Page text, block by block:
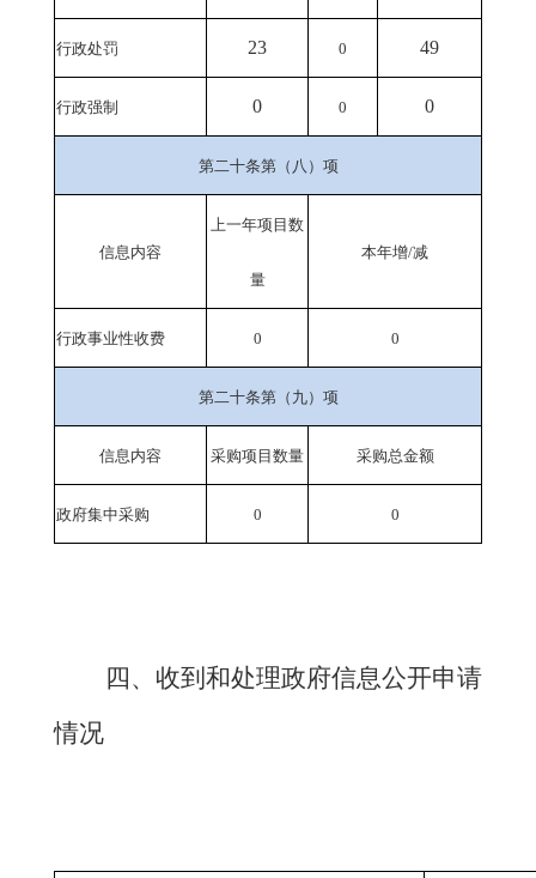
行政处罚 23 0 49
行政强制 0 0 0
第二十条第（八）项
信息内容
上一年项目数
量
本年增/减
行政事业性收费 0 0
第二十条第（九）项
信息内容 采购项目数量 采购总金额
政府集中采购 0 0
四、收到和处理政府信息公开申请
情况